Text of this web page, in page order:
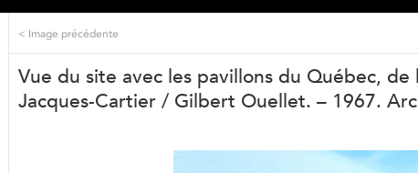
< Image précédente
Vue du site avec les pavillons du Québec,
Jacques-Cartier / Gilbert Ouellet. – 1967.